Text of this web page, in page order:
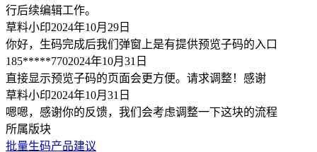
行后续编辑工作。
草料小印2024年10月29日
你好，生码完成后我们弹窗上是有提供预览子码的入口
185*****7702024年10月31日
直接显示预览子码的页面会更方便。请求调整！感谢
草料小印2024年10月31日
嗯嗯，感谢你的反馈，我们会考虑调整一下这块的流程
所属版块
批量生码产品建议